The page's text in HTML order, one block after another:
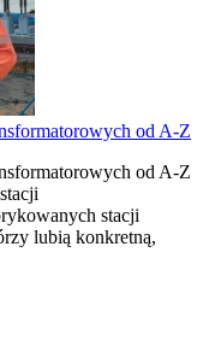
od A-Z
od A-Z
stacji
lubią konkretną,